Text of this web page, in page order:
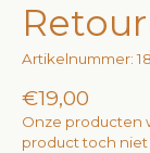
Artikelnummer:
€19,00
Onze producten
product toch niet